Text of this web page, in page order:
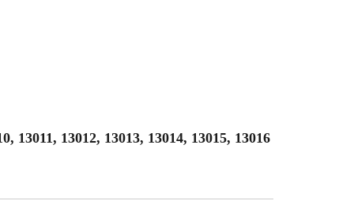
13011, 13012, 13013, 13014, 13015, 13016